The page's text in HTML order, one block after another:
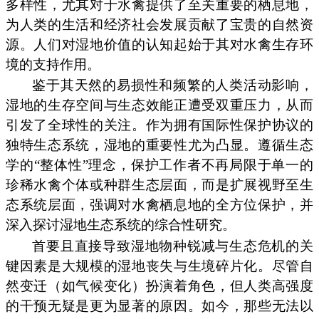
多样性，尤其对于水禽提供了至关重要的栖息地，
为人类的生活和经济社会发展贡献了宝贵的自然资
源。人们对湿地价值的认知起始于其对水禽生存环
境的支持作用。
鉴于其天然的易损性和频繁的人类活动影响，
湿地的生存空间与生态效能正遭受双重压力，从而
引发了全球性的关注。作为拥有国际性保护协议的
独特生态系统，湿地的重要性尤为凸显。遵循生态
学的“整体性”理念，保护工作者不再局限于单一的
珍稀水禽个体或种群生态层面，而是扩展视野至生
态系统层面，强调对水禽栖息地的全方位保护，并
深入探讨湿地生态系统的综合性研究。
首要且直接导致湿地物种锐减与生态危机的关
键因素是大规模的湿地丧失与生境碎片化。尽管自
然变迁（如气候变化）扮演着角色，但人类高强度
的干预无疑是更为显著的原因。如今，那些无法以